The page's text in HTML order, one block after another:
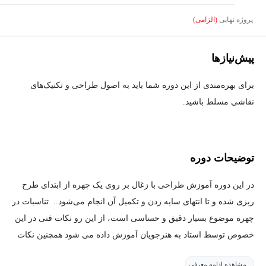
پروژه نهایی (الزامی)
پیش‌نیاز‌ها
برای بهره‌مندی از این دوره شما باید به اصول طراحی و تکنیک‌های
نقاشی مسلط باشید.
توضیحات دوره
در این دوره آموزش طراحی با زغال بر روی یک چهره از ابتدای طرح
ریزی شده و تا انتهای سایه زدن و تکمیل آن انجام می‌شود.. تناسبات در
چهره موضوع بسیار دقیق و حساسی است، از این رو نکات فنی در این
خصوص توسط استاد به هنرجویان آموزش داده می شود همچنین نکات
مشاهده ادامه معرفی